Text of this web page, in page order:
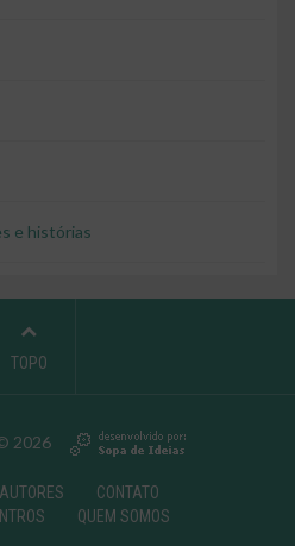
e histórias
© 2026
AUTORES
CONTATO
QUEM SOMOS
TOPO